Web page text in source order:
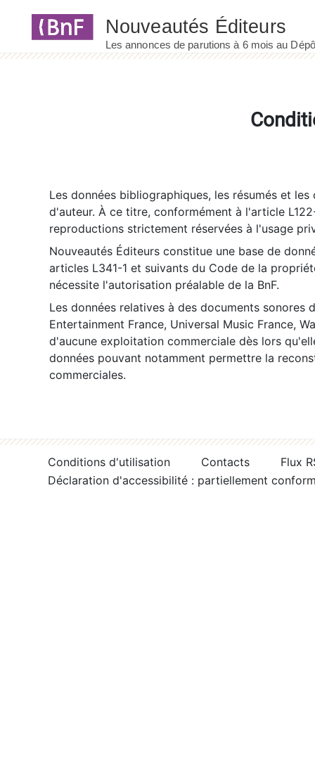
Les données bibliographiques, les résumés et
d'auteur. À ce titre, conformément à l'article
reproductions strictement réservées à l'usage
Nouveautés Éditeurs constitue une base de
articles L341-1 et suivants du Code de la
nécessite l'autorisation préalable de la BnF.
Les données relatives à des documents sonores
Entertainment France, Universal Music France,
d'aucune exploitation commerciale dès lors
données pouvant notamment permettre la
commerciales.
Conditions d'utilisation Contacts
Flux
Déclaration d'accessibilité : partiellement